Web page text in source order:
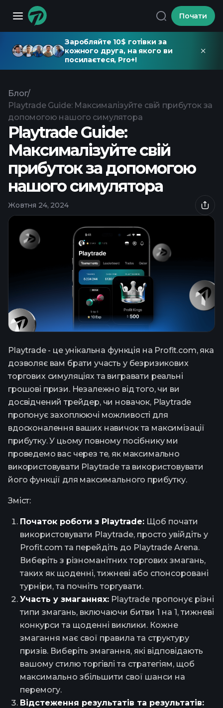
Почати
Заробляйте 10$ готівки за
кожного друга, на якого ви
посилаєтеся, Pro+!
Блог/
Playtrade Guide: Максималізуйте свій прибуток за
допомогою нашого симулятора
Playtrade Guide:
Максималізуйте свій
прибуток за допомогою
нашого симулятора
Жовтня 24, 2024
Playtrade - це унікальна функція на Profit.com, яка
дозволяє вам брати участь у безризикових
торгових симуляціях та вигравати реальні
грошові призи. Незалежно від того, чи ви
досвідчений трейдер, чи новачок, Playtrade
пропонує захоплюючі можливості для
вдосконалення ваших навичок та максимізації
прибутку. У цьому повному посібнику ми
проведемо вас через те, як максимально
використовувати Playtrade та використовувати
його функції для максимального прибутку.
Зміст:
Початок роботи з Playtrade: Щоб почати
використовувати Playtrade, просто увійдіть у
Profit.com та перейдіть до Playtrade Arena.
Виберіть з різноманітних торгових змагань,
таких як щоденні, тижневі або спонсоровані
турніри, та почніть торгувати.
Участь у змаганнях: Playtrade пропонує різні
типи змагань, включаючи битви 1 на 1, тижневі
конкурси та щоденні виклики. Кожне
змагання має свої правила та структуру
призів. Виберіть змагання, які відповідають
вашому стилю торгівлі та стратегіям, щоб
максимально збільшити свої шанси на
перемогу.
Відстеження результатів та результатів: